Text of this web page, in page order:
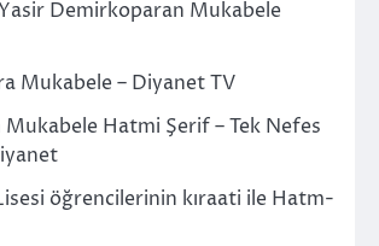
Demirkoparan Mukabele
Mukabele – Diyanet TV
Hatmi Şerif – Tek Nefes
öğrencilerinin kıraati ile Hatm-